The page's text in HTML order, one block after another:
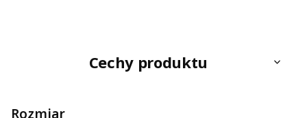
Cechy produktu
Rozmiar